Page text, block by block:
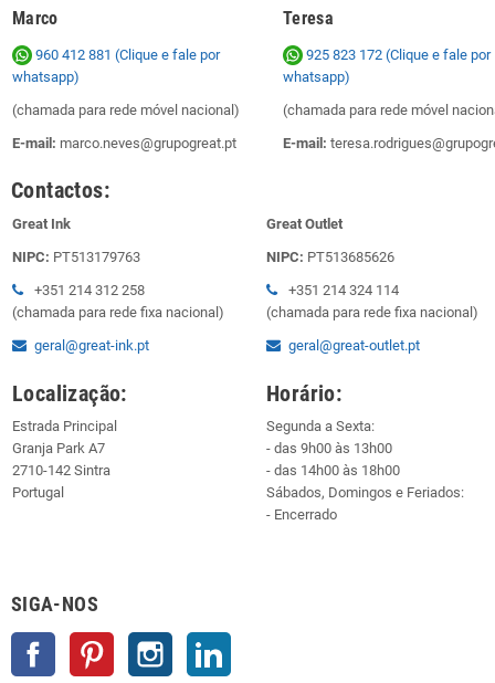
Marco Teresa
960 412 881 (Clique e fale por
whatsapp)
(chamada para rede móvel nacional)
E-mail: marco.neves@grupogreat.pt
925 823 172 (Clique e fale por
whatsapp)
(chamada para rede móvel
E-mail:
Contactos:
Great Ink
NIPC: PT513179763
+351 214 312 258
(chamada para rede fixa nacional)
geral@great-ink.pt
Great Outlet
NIPC: PT513685626
+351 214 324 114
(chamada para rede fixa nacional)
geral@great-outlet.pt
Localização:
Estrada Principal
Granja Park A7
2710-142 Sintra
Portugal
Horário:
Segunda a Sexta:
- das 9h00 às 13h00
- das 14h00 às 18h00
Sábados, Domingos e Feriados:
- Encerrado
SIGA-NOS
Facebook Pinterest Instagram